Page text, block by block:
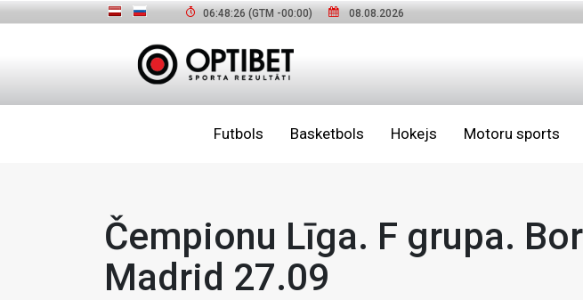
06:48:28 (GTM -00:00) 08.08.2026
Futbols Basketbols Hokejs Motoru sports
Čempionu Līga. F grupa.
Madrid 27.09